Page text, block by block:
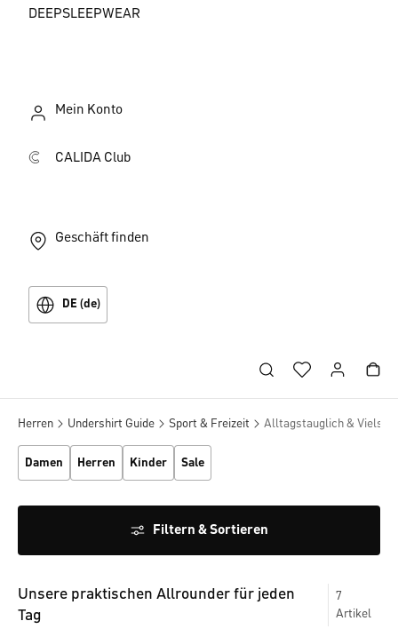
DEEPSLEEPWEAR
Mein Konto
CALIDA Club
Geschäft finden
DE (de)
Herren Undershirt Guide Sport & Freizeit Alltagstauglich &
Damen Herren Kinder Sale
Filtern & Sortieren
Unsere praktischen Allrounder für jeden
Tag
7
Artikel